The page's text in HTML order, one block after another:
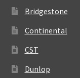
Bridgestone
Continental
CST
Dunlop